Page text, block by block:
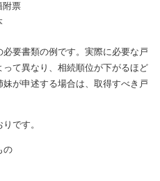
附票
要書類の例です。実際に必要な戸
て異なり、相続順位が下がるほど
が申述する場合は、取得すべき戸
です。
の